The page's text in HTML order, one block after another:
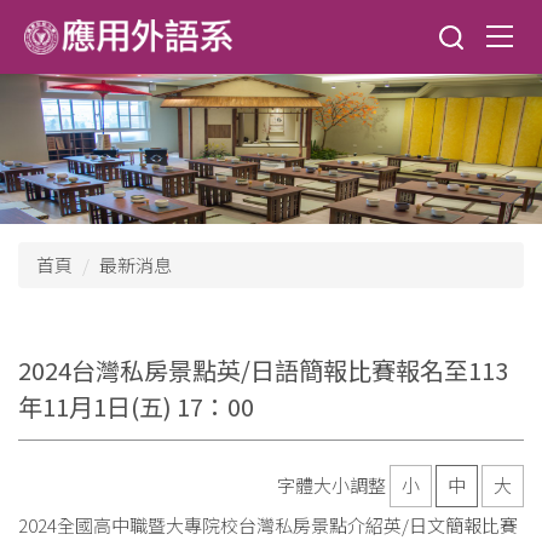
到
主
區
首頁 最新消息
2024台灣私房景點英/日語簡報比賽報名至113
年11月1日(五) 17：00
字體大小調整 小 中
大
2024全國高中職暨大專院校台灣私房景點介紹英/日文簡報比賽